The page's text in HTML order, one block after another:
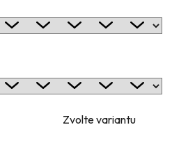
Zvolte variantu